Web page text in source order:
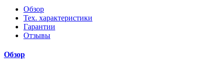
Обзор
Тех. характеристики
Гарантии
Отзывы
Обзор